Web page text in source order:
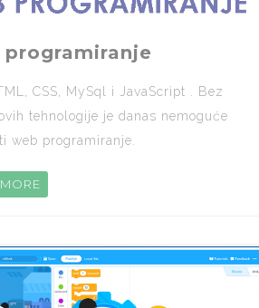
programiranje
CSS, MySql i JavaScript . Bez
tehnologije je danas nemoguće
web programiranje.